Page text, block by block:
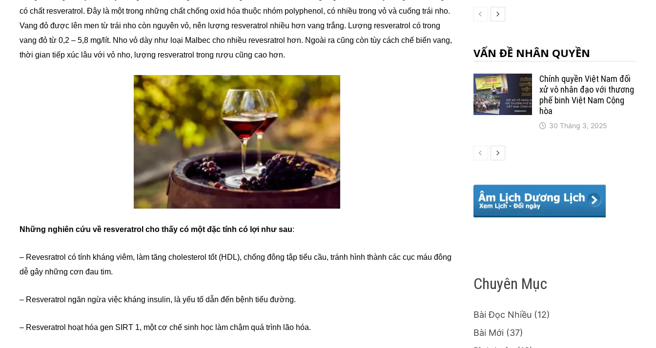
có chất resveratrol. Đây là một trong những chất chống oxid hóa thuộc nhóm polyphenol, có nhiều trong vỏ và cuống trái nho.
Vang đỏ được lên men từ trái nho còn nguyên vỏ, nên lượng resveratrol nhiều hơn vang trắng. Lượng resveratrol có trong
vang đỏ từ 0,2 – 5,8 mg/lít. Nho vỏ dày như loại Malbec cho nhiều revesratrol hơn. Ngoài ra cũng còn tùy cách chế biến vang,
thời gian tiếp xúc lâu với vỏ nho, lượng resveratrol trong rượu cũng cao hơn.
Những nghiên cứu về resveratrol cho thấy có một đặc tính có lợi như sau:
– Revesratrol có tính kháng viêm, làm tăng cholesterol tốt (HDL), chống đông tập tiểu cầu, tránh hình thành các cục máu đông
dễ gây những cơn đau tim.
– Resveratrol ngăn ngừa việc kháng insulin, là yếu tố dẫn đến bệnh tiểu đường.
– Resveratrol hoạt hóa gen SIRT 1, một cơ chế sinh học làm chậm quá trình lão hóa.
VẤN ĐỀ NHÂN QUYỀN
Chính quyền Việt Nam đối
xử vô nhân đạo với thương
phế binh Việt Nam Cộng
hòa
30 Tháng 3, 2025
Chuyên Mục
Bài Đọc Nhiều (12)
Bài Mới (37)